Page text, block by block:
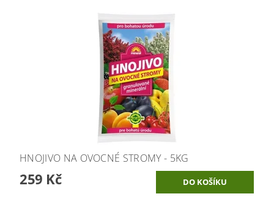
HNOJIVO NA OVOCNÉ STROMY - 5KG
259 Kč